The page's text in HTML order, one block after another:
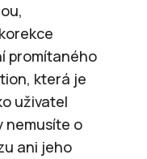
promítaného
která je
uživatel
nemusíte o
ani jeho